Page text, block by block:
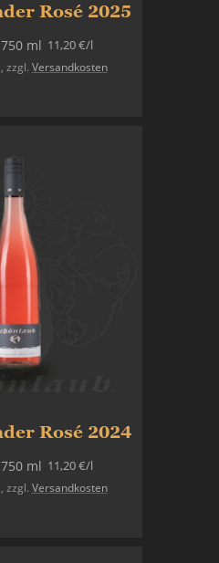
Rosé 2025
750 ml
, zzgl. Versandkosten
11,20 €/l
Rosé 2024
750 ml
, zzgl. Versandkosten
11,20 €/l